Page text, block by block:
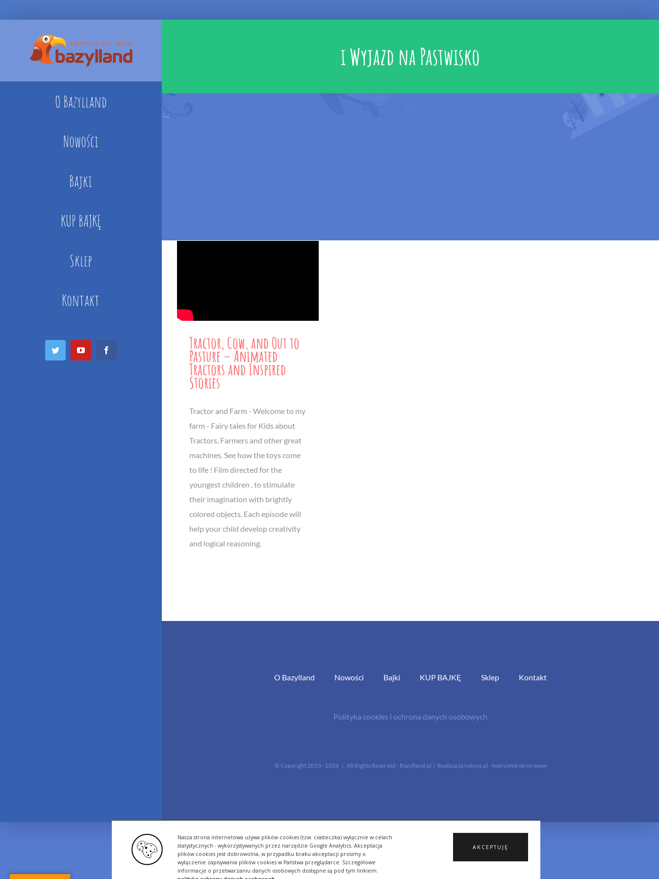
Nasza strona internetowa używa plików cookies (tzw. ciasteczka) wyłącznie w celach
statystycznych - wykorzystywanych przez narzędzie Google Analytics. Akceptacja
plików cookies jest dobrowolna, w przypadku braku akceptacji prosimy o
wyłączenie zapisywania plików cookies w Państwa przeglądarce. Szczegółowe
informacje o przetwarzaniu danych osobowych dostępne są pod tym linkiem:
AKCEPTUJĘ
O Bazylland
Nowości
Bajki
KUP BAJKĘ
Sklep
Kontakt
Twitter YouTube
i Wyjazd na Pastwisko
Tractor, Cow, and Out to
Pasture – Animated
Tractors and Inspired
Stories
Tractor and Farm - Welcome to my
farm - Fairy tales for Kids about
Tractors, Farmers and other great
machines. See how the toys come
to life ! Film directed for the
youngest children , to stimulate
their imagination with brightly
colored objects. Each episode will
help your child develop creativity
and logical reasoning.
O Bazylland Nowości Bajki KUP BAJKĘ Sklep Kontakt
Polityka cookies i ochrona danych osobowych
© Copyright 2013 - 2026 | All Rights Reserved - Bazylland.pl | Realizacja rutyna.pl - tworzenie stron www